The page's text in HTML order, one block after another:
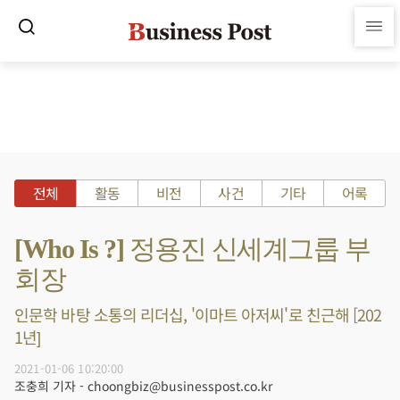
전체 활동 비전 사건 기타 어록
[Who Is ?] 정용진 신세계그룹 부
회장
인문학 바탕 소통의 리더십, '이마트 아저씨'로 친근해 [202
1년]
2021-01-06 10:20:00
조충희 기자 - choongbiz@businesspost.co.kr